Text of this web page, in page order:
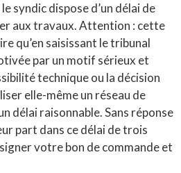
syndic dispose d’un délai de
aux travaux. Attention : cette
qu’en saisissant le tribunal
par un motif sérieux et
technique ou la décision
elle-même un réseau de
délai raisonnable. Sans réponse
part dans ce délai de trois
votre bon de commande et